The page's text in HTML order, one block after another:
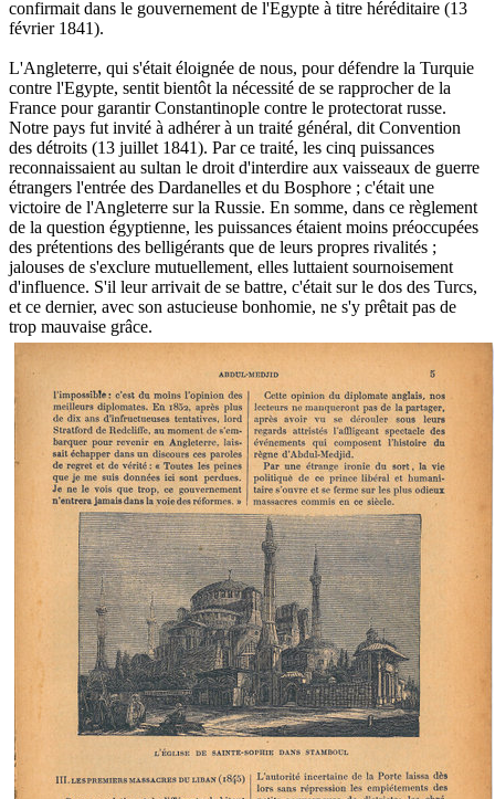
confirmait dans le gouvernement de l'Egypte à titre héréditaire (13
février 1841).
L'Angleterre, qui s'était éloignée de nous, pour défendre la Turquie
contre l'Egypte, sentit bientôt la nécessité de se rapprocher de la
France pour garantir Constantinople contre le protectorat russe.
Notre pays fut invité à adhérer à un traité général, dit Convention
des détroits (13 juillet 1841). Par ce traité, les cinq puissances
reconnaissaient au sultan le droit d'interdire aux vaisseaux de guerre
étrangers l'entrée des Dardanelles et du Bosphore ; c'était une
victoire de l'Angleterre sur la Russie. En somme, dans ce règlement
de la question égyptienne, les puissances étaient moins préoccupées
des prétentions des belligérants que de leurs propres rivalités ;
jalouses de s'exclure mutuellement, elles luttaient sournoisement
d'influence. S'il leur arrivait de se battre, c'était sur le dos des Turcs,
et ce dernier, avec son astucieuse bonhomie, ne s'y prêtait pas de
trop mauvaise grâce.